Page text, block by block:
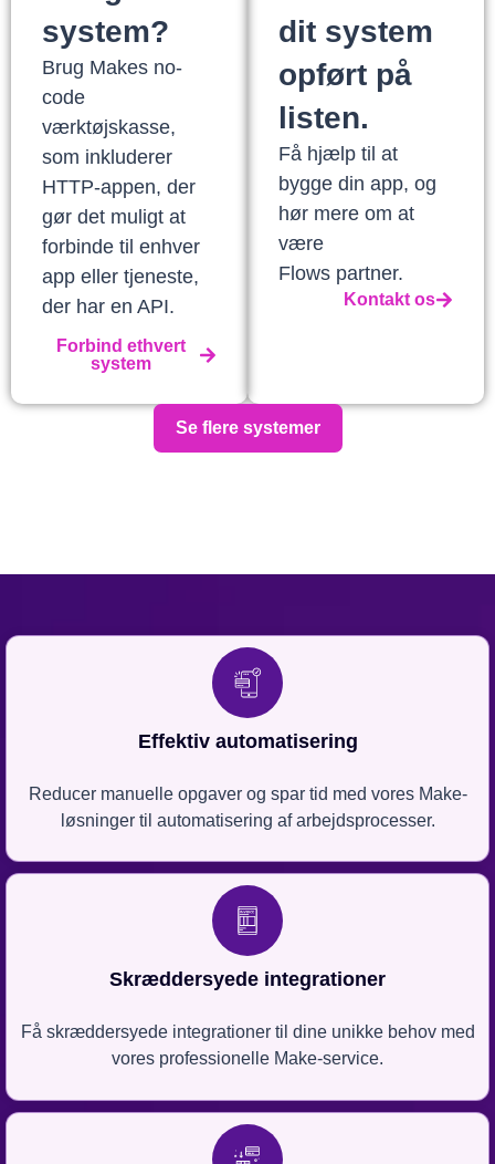
system?
Brug Makes no-
code
værktøjskasse,
som inkluderer
HTTP-appen, der
gør det muligt at
forbinde til enhver
app eller tjeneste,
der har en API.
Forbind ethvert
system
dit system
opført på
listen.
Få hjælp til at
bygge din app, og
hør mere om at
være
Flows partner.
Kontakt os
Se flere systemer
Effektiv automatisering
Reducer manuelle opgaver og spar tid med vores Make-
løsninger til automatisering af arbejdsprocesser.
Skræddersyede integrationer
Få skræddersyede integrationer til dine unikke behov med
vores professionelle Make-service.